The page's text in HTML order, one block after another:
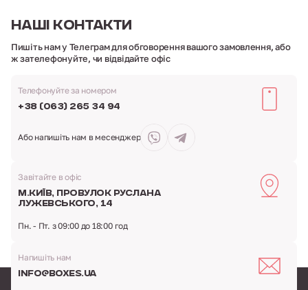
НАШІ КОНТАКТИ
Пишіть нам у Телеграм для обговорення вашого замовлення,або
ж зателефонуйте, чи відвідайте офіс
Телефонуйте за номером
+38 (063) 265 34 94
Або напишіть нам в месенджер
Завітайте в офіс
м.Київ,провулок Руслана
Лужевського, 14
Пн. - Пт. з 09:00 до 18:00 год
Напишіть нам
info@boxes.ua